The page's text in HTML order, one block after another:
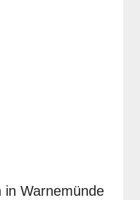
in Warnemünde